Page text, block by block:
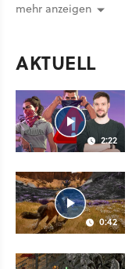
mehr anzeigen
AKTUELL
2:22
0:42